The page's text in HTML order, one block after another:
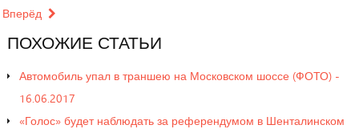
Россиян все больше беспокоят низкие зарплаты
Глава минтранса области объяснил, почему
Красноглинское шоссе не отремонтируют полностью к
ЧМ-2018
Вперёд
ПОХОЖИЕ СТАТЬИ
Автомобиль упал в траншею на Московском шоссе (ФОТО) -
16.06.2017
«Голос» будет наблюдать за референдумом в Шенталинском